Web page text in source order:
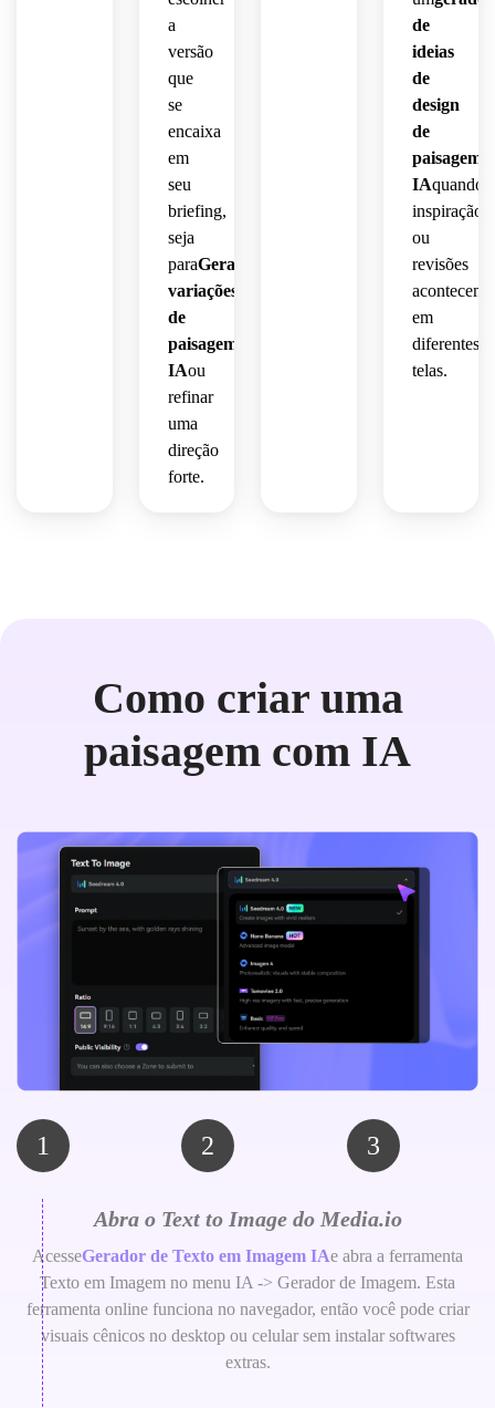
a
versão
que
se
encaixa
em
seu
briefing,
seja
paraGerar
variações
de
paisagem
IAou
refinar
uma
direção
forte.
de
ideias
de
design
de
paisagem
IAquando
inspiração
ou
revisões
acontecem
em
diferentes
telas.
Como criar uma
paisagem com IA
1 2 3
Abra o Text to Image do Media.io
AcesseGerador de Texto em Imagem IAe abra a ferramenta
Texto em Imagem no menu IA -> Gerador de Imagem. Esta
ferramenta online funciona no navegador, então você pode criar
visuais cênicos no desktop ou celular sem instalar softwares
extras.